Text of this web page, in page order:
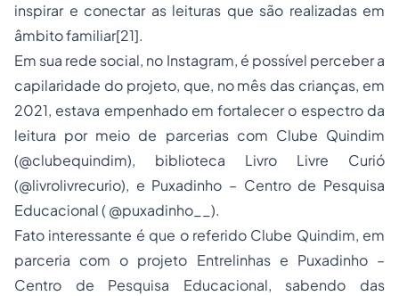
inspirar e conectar as leituras que são realizadas em
âmbito familiar[21].
Em sua rede social, no Instagram, é possível perceber a
capilaridade do projeto, que, no mês das crianças, em
2021, estava empenhado em fortalecer o espectro da
leitura por meio de parcerias com Clube Quindim
(@clubequindim), biblioteca Livro Livre Curió
(@livrolivrecurio), e Puxadinho – Centro de Pesquisa
Educacional ( @puxadinho__).
Fato interessante é que o referido Clube Quindim, em
parceria com o projeto Entrelinhas e Puxadinho –
Centro de Pesquisa Educacional, sabendo das